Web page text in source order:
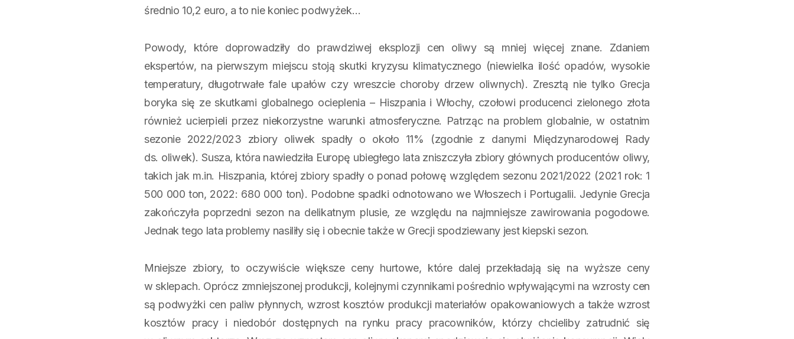
średnio 10,2 euro, a to nie koniec podwyżek…
Powody, które doprowadziły do prawdziwej eksplozji cen oliwy są mniej więcej znane. Zdaniem
ekspertów, na pierwszym miejscu stoją skutki kryzysu klimatycznego (niewielka ilość opadów, wysokie
temperatury, długotrwałe fale upałów czy wreszcie choroby drzew oliwnych). Zresztą nie tylko Grecja
boryka się ze skutkami globalnego ocieplenia – Hiszpania i Włochy, czołowi producenci zielonego złota
również ucierpieli przez niekorzystne warunki atmosferyczne. Patrząc na problem globalnie, w ostatnim
sezonie 2022/2023 zbiory oliwek spadły o około 11% (zgodnie z danymi Międzynarodowej Rady
ds. oliwek). Susza, która nawiedziła Europę ubiegłego lata zniszczyła zbiory głównych producentów oliwy,
takich jak m.in. Hiszpania, której zbiory spadły o ponad połowę względem sezonu 2021/2022 (2021 rok: 1
500 000 ton, 2022: 680 000 ton). Podobne spadki odnotowano we Włoszech i Portugalii. Jedynie Grecja
zakończyła poprzedni sezon na delikatnym plusie, ze względu na najmniejsze zawirowania pogodowe.
Jednak tego lata problemy nasiliły się i obecnie także w Grecji spodziewany jest kiepski sezon.
Mniejsze zbiory, to oczywiście większe ceny hurtowe, które dalej przekładają się na wyższe ceny
w sklepach. Oprócz zmniejszonej produkcji, kolejnymi czynnikami pośrednio wpływającymi na wzrosty cen
są podwyżki cen paliw płynnych, wzrost kosztów produkcji materiałów opakowaniowych a także wzrost
kosztów pracy i niedobór dostępnych na rynku pracy pracowników, którzy chcieliby zatrudnić się